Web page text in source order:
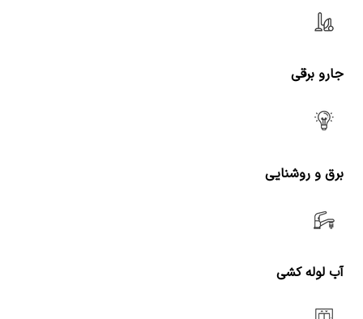
جارو برقی
برق و روشنایی
آب لوله کشی